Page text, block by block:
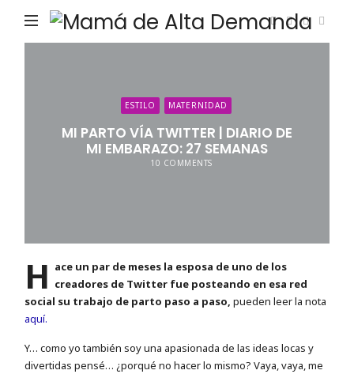
de
ESTILO MATERNIDAD
MI PARTO VÍA TWITTER | DIARIO DE
MI EMBARAZO: 27 SEMANAS
10 COMMENTS
H ace un par de meses la esposa de uno de los
creadores de Twitter fue posteando en esa red
social su trabajo de parto paso a paso,pueden leer la nota
aquí.
Y… como yo también soy una apasionada de las ideas locas y
divertidas pensé… ¿porqué no hacer lo mismo? Vaya, vaya, me